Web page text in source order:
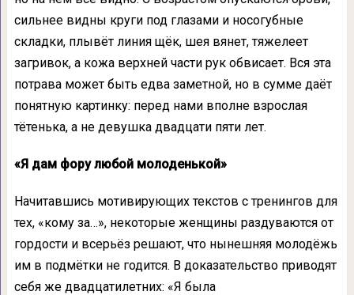
сильнее видны круги под глазами и носогубные
складки, плывёт линия щёк, шея вянет, тяжелеет
загривок, а кожа верхней части рук обвисает. Вся эта
потрава может быть едва заметной, но в сумме даёт
понятную картинку: перед нами вполне взрослая
тётенька, а не девушка двадцати пяти лет.
«Я дам фору любой молоденькой»
Начитавшись мотивирующих текстов с тренингов для
тех, «кому за…», некоторые женщины раздуваются от
гордости и всерьёз решают, что нынешняя молодёжь
им в подмётки не годится. В доказательство приводят
себя же двадцатилетних: «Я была